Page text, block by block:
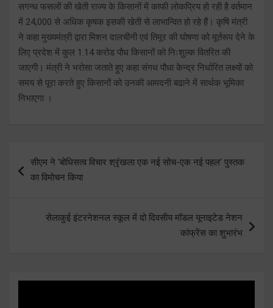
सगन्ध फसलों की खेती राज्य के किसानों में काफी लोकप्रिय हो रही है वर्तमान
में 24,000 से अधिक कृषक इसकी खेती से लाभान्वित हो रहे हैं। कृषि मंत्री
ने कहा मुख्यमंत्री द्वारा मिशन दालचीनी एवं तिमूर की घोषणा को मूर्तरूप देने के
लिए प्रदेश में कुल 1.14 करोड पौध किसानों को निःशुल्क वितरित की
जाएगी। मंत्री ने भरोसा जताते हुए कहा संगध पौधा केन्द्र निर्धारित लक्ष्यों को
समय से पूरा करते हुए किसानों को उनकी आमदनी बढाने में सार्थक भूमिका
निभाएगा ।
navigation
सीएम ने ‘बोधिसत्व विचार श्रृंखला एक नई सोच-एक नई पहल’ पुस्तक
का विमोचन किया
सेलाकुई इंटरनेशनल स्कूल में दो दिवसीय मॉडल यूनाइटेड नेशन
कांफ्रेंस का शुभारंभ